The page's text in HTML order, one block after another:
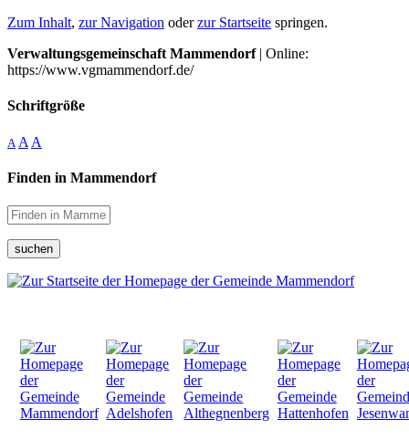
Zum Inhalt, zur Navigation oderzur Startseite springen.
Verwaltungsgemeinschaft Mammendorf| Online:
https://www.vgmammendorf.de/
Schriftgröße
A A A
Finden in Mammendorf
suchen